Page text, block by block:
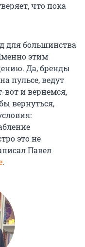
что пока
для большинства
этим
Да, бренды
пульсе, ведут
вот и вернемся,
вернуться,
это не
Павел
.